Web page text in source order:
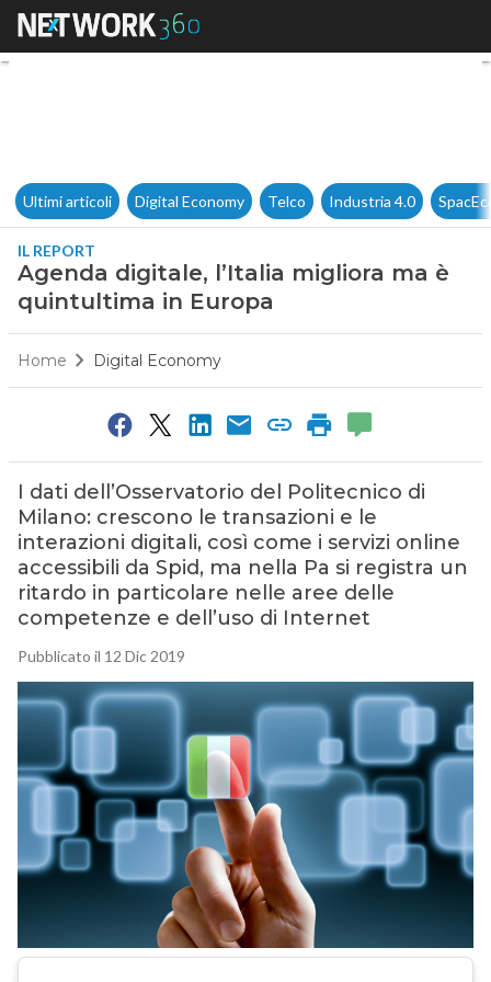
Agenda digitale, l’Italia
Ultimi articoli Digital Economy Telco Industria 4.0
IL REPORT
Agenda digitale, l’Italia migliora ma è
quintultima in Europa
Home Digital Economy
I dati dell’Osservatorio del Politecnico di
Milano: crescono le transazioni e le
interazioni digitali, così come i servizi online
accessibili da Spid, ma nella Pa si registra un
ritardo in particolare nelle aree delle
competenze e dell’uso di Internet
Pubblicato il 12 Dic 2019